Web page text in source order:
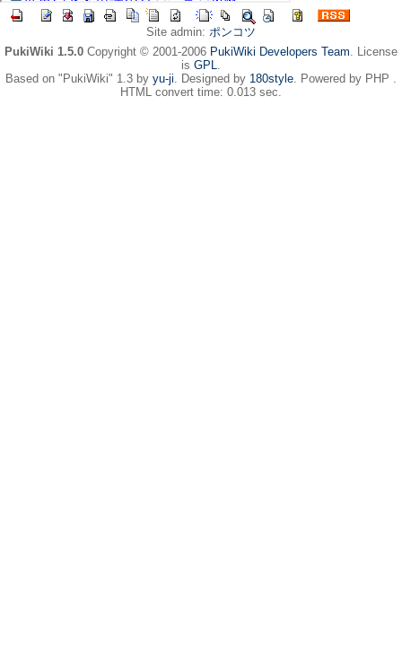
Site admin: ポンコツ
PukiWiki 1.5.0 Copyright © 2001-2006 PukiWiki Developers Team. License
is GPL.
Based on "PukiWiki" 1.3 by yu-ji. Designed by 180style. Powered by PHP .
HTML convert time: 0.013 sec.